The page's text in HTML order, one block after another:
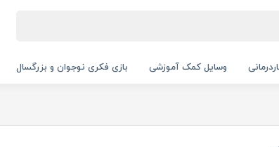
وسایل کمک آموزشی بازی فکری نوجوان و بزرگسال